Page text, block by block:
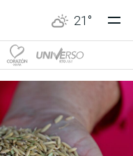
21 °